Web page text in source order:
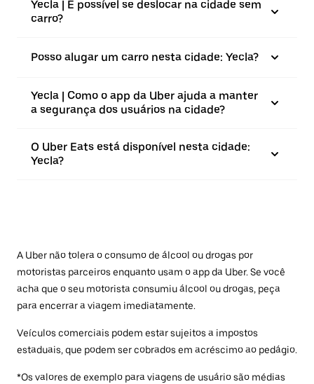
Yecla | É possível se deslocar na cidade sem
carro?
Posso alugar um carro nesta cidade: Yecla?
Yecla | Como o app da Uber ajuda a manter
a segurança dos usuários na cidade?
O Uber Eats está disponível nesta cidade:
Yecla?
A Uber não tolera o consumo de álcool ou drogas por
motoristas parceiros enquanto usam o app da Uber. Se você
acha que o seu motorista consumiu álcool ou drogas, peça
para encerrar a viagem imediatamente.
Veículos comerciais podem estar sujeitos a impostos
estaduais, que podem ser cobrados em acréscimo ao pedágio.
*Os valores de exemplo para viagens de usuário são médias